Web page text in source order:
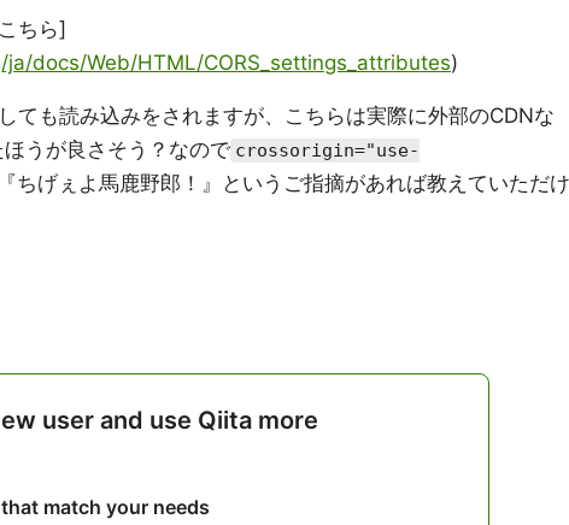
ちら]
docs/Web/HTML/CORS_settings_attributes)
ても読み込みをされますが、こちらは実際に外部のCDNな
うが良さそう？なので crossorigin="use-
ちげぇよ馬鹿野郎！』というご指摘があれば教えていただけ
user and use Qiita more
match your needs